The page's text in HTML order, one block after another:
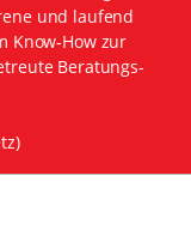
und laufend
Know-How zur
Beratungs-